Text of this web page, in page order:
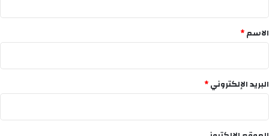
*
الاسم*
البريد الإلكتروني*